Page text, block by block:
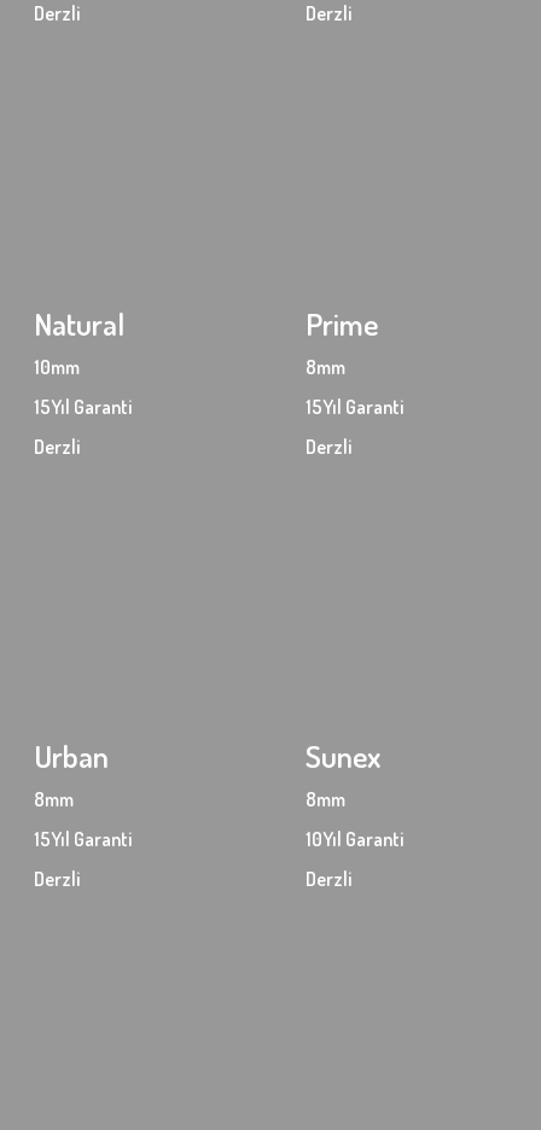
Derzli
Derzli
Natural
10mm
15Yıl Garanti
Derzli
Prime
8mm
15Yıl Garanti
Derzli
Urban
8mm
15Yıl Garanti
Derzli
Sunex
8mm
10Yıl Garanti
Derzli